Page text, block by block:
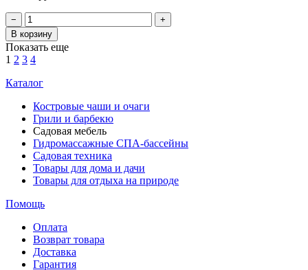
−
+
В корзину
Показать еще
1 2 3 4
Каталог
Костровые чаши и очаги
Грили и барбекю
Садовая мебель
Гидромассажные СПА-бассейны
Садовая техника
Товары для дома и дачи
Товары для отдыха на природе
Помощь
Оплата
Возврат товара
Доставка
Гарантия